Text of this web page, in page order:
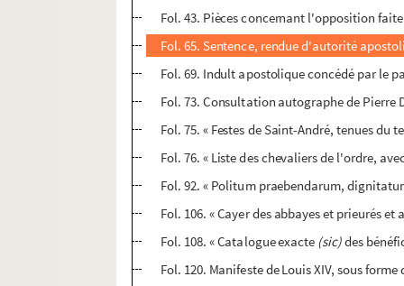
Fol. 43. Pièces concernant l'opposition
Fol. 65. Sentence, rendue d'autorité
Fol. 69. Indult apostolique concédé par le
Fol. 73. Consultation autographe de Pierre
Fol. 75. « Festes de Saint-André, tenues
Fol. 76. « Liste des chevaliers de l'ordre,
Fol. 92. « Politum praebendarum,
Fol. 106. « Cayer des abbayes et prieurés
Fol. 108. « Catalogue exacte (sic)des
Fol. 120. Manifeste de Louis XIV, sous